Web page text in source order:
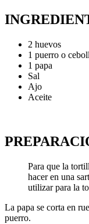
2 huevos
1 puerro o
1 papa
Sal
Ajo
Aceite
Para que la
hacer en una
utilizar para la
La papa se corta en
puerro.